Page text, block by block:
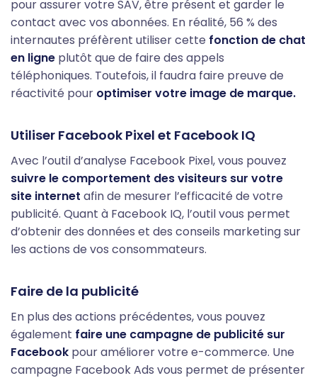
pour assurer votre SAV, être présent et garder le
contact avec vos abonnées. En réalité, 56 % des
internautes préfèrent utiliser cette fonction de chat
en ligne plutôt que de faire des appels
téléphoniques. Toutefois, il faudra faire preuve de
réactivité pour optimiser votre image de marque.
Utiliser Facebook Pixel et Facebook IQ
Avec l’outil d’analyse Facebook Pixel, vous pouvez
suivre le comportement des visiteurs sur votre
site internet afin de mesurer l’efficacité de votre
publicité. Quant à Facebook IQ, l’outil vous permet
d’obtenir des données et des conseils marketing sur
les actions de vos consommateurs.
Faire de la publicité
En plus des actions précédentes, vous pouvez
également faire une campagne de publicité sur
Facebook pour améliorer votre e-commerce. Une
campagne Facebook Ads vous permet de présenter